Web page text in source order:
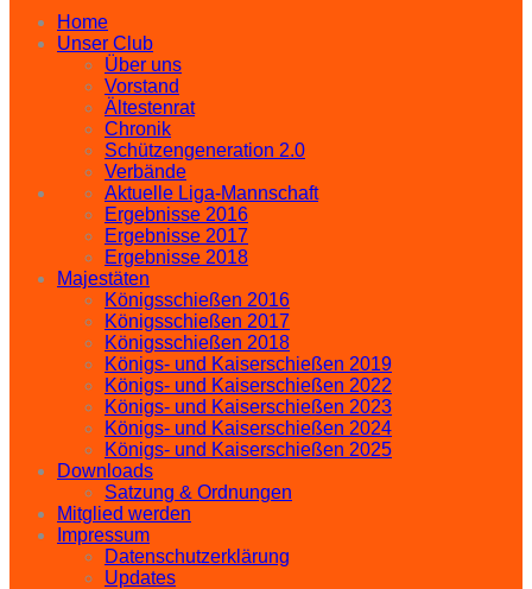
Home
Unser Club
Über uns
Vorstand
Ältestenrat
Chronik
Schützengeneration 2.0
Verbände
Aktuelle Liga-Mannschaft
Ergebnisse 2016
Ergebnisse 2017
Ergebnisse 2018
Majestäten
Königsschießen 2016
Königsschießen 2017
Königsschießen 2018
Königs- und Kaiserschießen 2019
Königs- und Kaiserschießen 2022
Königs- und Kaiserschießen 2023
Königs- und Kaiserschießen 2024
Königs- und Kaiserschießen 2025
Downloads
Satzung & Ordnungen
Mitglied werden
Impressum
Datenschutzerklärung
Updates